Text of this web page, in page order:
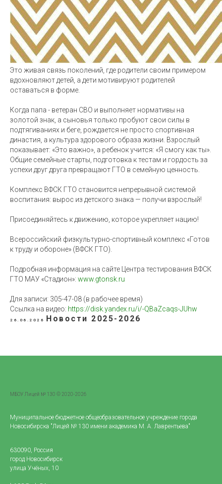
Это живая связь поколений, где родители своим примером
вдохновляют детей, а дети мотивируют родителей
оставаться в форме.
Когда папа - ветеран СВО и выполняет нормативы на
золотой знак, а сыновья только пробуют свои силы в
подтягиваниях и беге, рождается не просто спортивная
династия, а культура здорового образа жизни. Взрослый
показывает: «Это важно», а ребенок учится: «Я смогу как ты».
Общие семейные старты, подготовка к тестам и гордость за
успехи друг друга превращают ГТО в семейную ценность.
Комплекс ВФСК ГТО становится непрерывной системой
воспитания: вырос из детского знака — получи взрослый!
Присоединяйтесь к движению, которое укрепляет нацию!
Всероссийский физкультурно-спортивный комплекс «Готов
к труду и обороне» (ВФСК ГТО).
Подробная информация на сайте Центра тестирования ВФСК
ГТО МАУ «Стадион»: www.gtonsk.ru
Для записи: 305-47-08 (в рабочее время)
Ссылка на видео: https://disk.yandex.ru/i/-QBaZcaqs-JUhw
26.06.2026 Новости 2025-2026
МБОУ Лицей № 130 © 2020-2026
Муниципальное бюджетное общеобразовательное учреждение города
Новосибирска "Лицей № 130 имени академика М. А. Лаврентьева"
630090, Россия
город Новосибирск
улица Учёных, 10